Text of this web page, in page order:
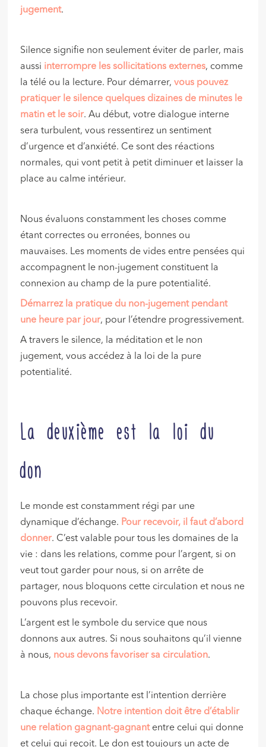
jugement.
Silence signifie non seulement éviter de parler, mais
aussi interrompre les sollicitations externes, comme
la télé ou la lecture. Pour démarrer,vous pouvez
pratiquer le silence quelques dizaines de minutes le
matin et le soir. Au début, votre dialogue interne
sera turbulent, vous ressentirez un sentiment
d’urgence et d’anxiété. Ce sont des réactions
normales, qui vont petit à petit diminuer et laisser la
place au calme intérieur.
Nous évaluons constamment les choses comme
étant correctes ou erronées, bonnes ou
mauvaises. Les moments de vides entre pensées qui
accompagnent le non-jugement constituent la
connexion au champ de la pure potentialité.
Démarrez la pratique du non-jugement pendant
une heure par jour, pour l’étendre progressivement.
A travers le silence, la méditation et le non
jugement, vous accédez à la loi de la pure
potentialité.
La deuxième est la loi du
don
Le monde est constamment régi par une
dynamique d’échange. Pour recevoir, il faut d’abord
donner. C’est valable pour tous les domaines de la
vie : dans les relations, comme pour l’argent, si on
veut tout garder pour nous, si on arrête de
partager, nous bloquons cette circulation et nous ne
pouvons plus recevoir.
L’argent est le symbole du service que nous
donnons aux autres. Si nous souhaitons qu’il vienne
à nous, nous devons favoriser sa circulation.
La chose plus importante est l’intention derrière
chaque échange. Notre intention doit être d’établir
une relation gagnant-gagnantentre celui qui donne
et celui qui reçoit. Le don est toujours un acte de